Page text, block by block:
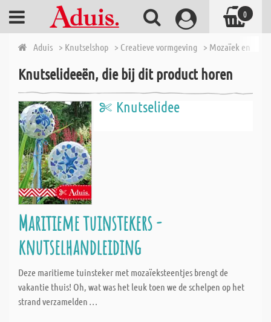
Aduis > Knutselshop > Creatieve vormgeving > Mozaïek en
Knutselideeën, die bij dit product horen
Knutselidee
Maritieme tuinstekers -
knutselhandleiding
Deze maritieme tuinsteker met mozaïeksteentjes brengt de
vakantie thuis! Oh, wat was het leuk toen we de schelpen op het
strand verzamelden …
0